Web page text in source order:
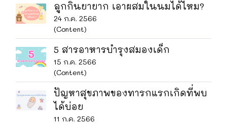
ลูกกินยายาก เอาผสมในนมได้ไหม?
24 ก.ค. 2566
(Content)
5 สารอาหารบำรุงสมองเด็ก
15 ก.ค. 2566
(Content)
ปัญหาสุขภาพของทารกแรกเกิดที่พบ
ได้บ่อย
11 ก.ค. 2566